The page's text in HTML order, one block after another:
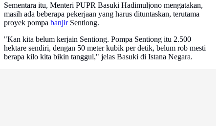
Sementara itu, Menteri PUPR Basuki Hadimuljono mengatakan,
masih ada beberapa pekerjaan yang harus dituntaskan, terutama
proyek pompa banjirSentiong.
"Kan kita belum kerjain Sentiong. Pompa Sentiong itu 2.500
hektare sendiri, dengan 50 meter kubik per detik, belum rob mesti
berapa kilo kita bikin tanggul," jelas Basuki di Istana Negara.